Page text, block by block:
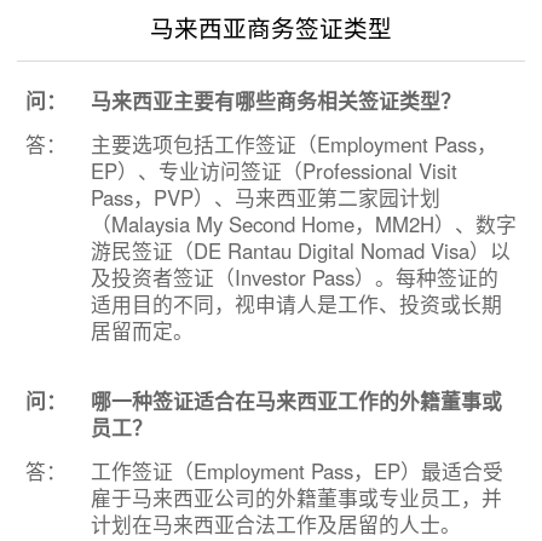
出版刊物
常见问题
联系我们
马来西亚商务签证类型
问：
马来西亚主要有哪些商务相关签证类型？
答：
主要选项包括工作签证（Employment Pass，
EP）、专业访问签证（Professional Visit
Pass，PVP）、马来西亚第二家园计划
（Malaysia My Second Home，MM2H）、数字
游民签证（DE Rantau Digital Nomad Visa）以
及投资者签证（Investor Pass）。每种签证的
适用目的不同，视申请人是工作、投资或长期
居留而定。
问：
哪一种签证适合在马来西亚工作的外籍董事或
员工？
答：
工作签证（Employment Pass，EP）最适合受
雇于马来西亚公司的外籍董事或专业员工，并
计划在马来西亚合法工作及居留的人士。